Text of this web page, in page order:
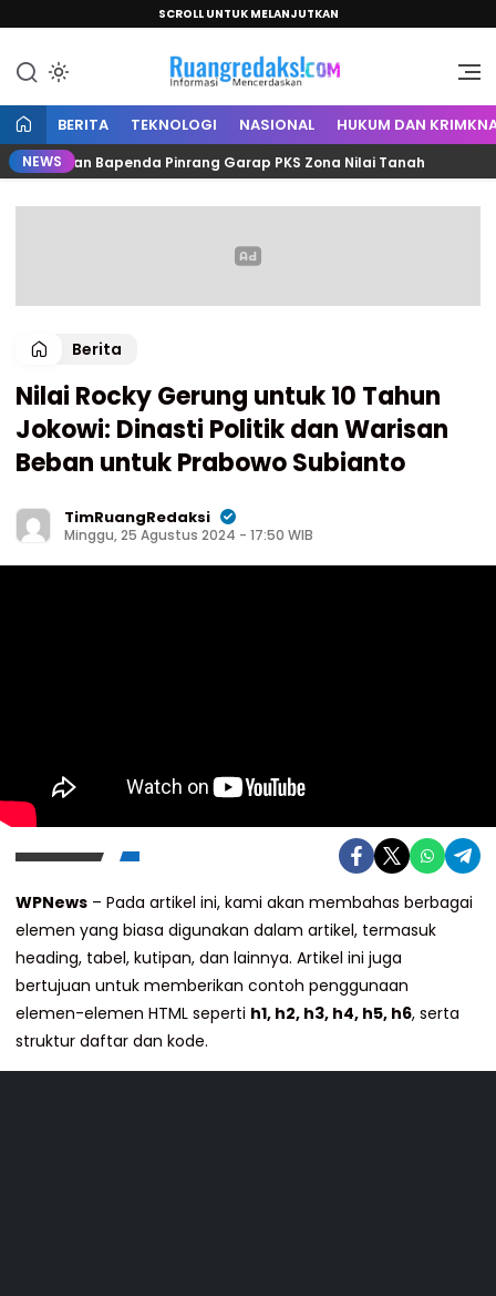
SCROLL UNTUK MELANJUTKAN
Ruang Redaksi
Informasi Mencerdaskan
BERITA TEKNOLOGI NASIONAL HUKUM DAN
NEWSBapenda Pinrang Garap PKS Zona Nilai Tanah
Berita
Nilai Rocky Gerung untuk 10 Tahun
Jokowi: Dinasti Politik dan Warisan
Beban untuk Prabowo Subianto
TimRuangRedaksi
Minggu, 25 Agustus 2024 - 17:50 WIB
WPNews – Pada artikel ini, kami akan membahas berbagai
elemen yang biasa digunakan dalam artikel, termasuk
heading, tabel, kutipan, dan lainnya. Artikel ini juga
bertujuan untuk memberikan contoh penggunaan
elemen-elemen HTML seperti h1, h2, h3, h4, h5, h6, serta
struktur daftar dan kode.